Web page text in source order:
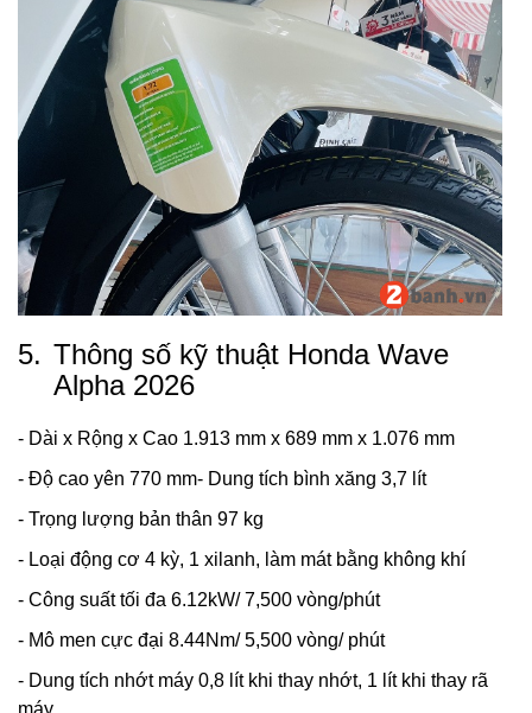
5. Thông số kỹ thuật Honda Wave
Alpha 2026
- Dài x Rộng x Cao 1.913 mm x 689 mm x 1.076 mm
- Độ cao yên 770 mm- Dung tích bình xăng 3,7 lít
- Trọng lượng bản thân 97 kg
- Loại động cơ 4 kỳ, 1 xilanh, làm mát bằng không khí
- Công suất tối đa 6.12kW/ 7,500 vòng/phút
- Mô men cực đại 8.44Nm/ 5,500 vòng/ phút
- Dung tích nhớt máy 0,8 lít khi thay nhớt, 1 lít khi thay rã